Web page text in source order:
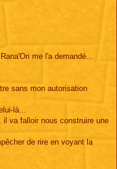
me l'a demandé...
sans mon autorisation
là...
va falloir nous construire une
de rire en voyant la